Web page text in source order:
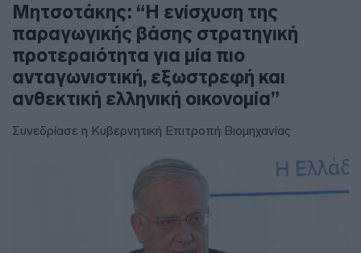
Μητσοτάκης: “Η ενίσχυση της
παραγωγικής βάσης στρατηγική
προτεραιότητα για μία πιο
ανταγωνιστική, εξωστρεφή και
ανθεκτική ελληνική οικονομία”
Συνεδρίασε η Κυβερνητική Επιτροπή Βιομηχανίας